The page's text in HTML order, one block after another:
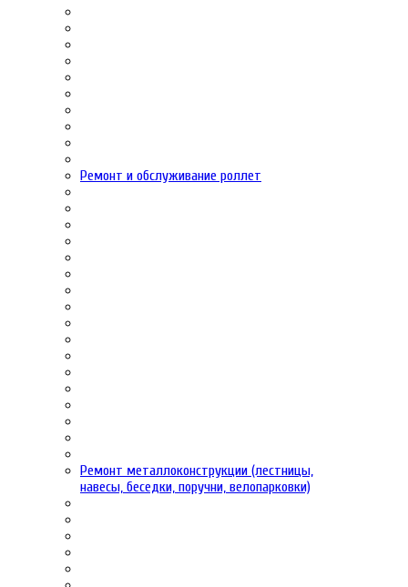
Ремонт и обслуживание роллет
Ремонт металлоконструкции (лестницы,
навесы, беседки, поручни, велопарковки)